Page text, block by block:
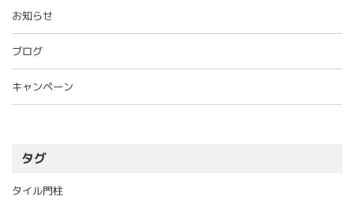
お知らせ
ブログ
キャンペーン
タグ
タイル門柱